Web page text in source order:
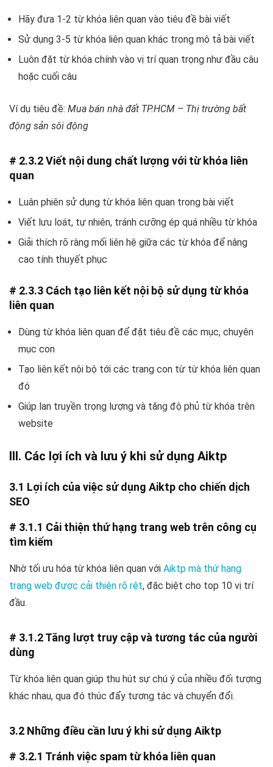
Hãy đưa 1-2 từ khóa liên quan vào tiêu đề bài viết
Sử dụng 3-5 từ khóa liên quan khác trong mô tả bài viết
Luôn đặt từ khóa chính vào vị trí quan trọng như đầu câu
hoặc cuối câu
Ví dụ tiêu đề: Mua bán nhà đất TP.HCM – Thị trường bất
động sản sôi động
# 2.3.2 Viết nội dung chất lượng với từ khóa liên
quan
Luân phiên sử dụng từ khóa liên quan trong bài viết
Viết lưu loát, tự nhiên, tránh cưỡng ép quá nhiều từ khóa
Giải thích rõ ràng mối liên hệ giữa các từ khóa để nâng
cao tính thuyết phục
# 2.3.3 Cách tạo liên kết nội bộ sử dụng từ khóa
liên quan
Dùng từ khóa liên quan để đặt tiêu đề các mục, chuyên
mục con
Tạo liên kết nội bộ tới các trang con từ từ khóa liên quan
đó
Giúp lan truyền trọng lượng và tăng độ phủ từ khóa trên
website
III. Các lợi ích và lưu ý khi sử dụng Aiktp
3.1 Lợi ích của việc sử dụng Aiktp cho chiến dịch
SEO
# 3.1.1 Cải thiện thứ hạng trang web trên công cụ
tìm kiếm
Nhờ tối ưu hóa từ khóa liên quan với Aiktp mà thứ hạng
trang web được cải thiện rõ rệt, đặc biệt cho top 10 vị trí
đầu.
# 3.1.2 Tăng lượt truy cập và tương tác của người
dùng
Từ khóa liên quan giúp thu hút sự chú ý của nhiều đối tượng
khác nhau, qua đó thúc đẩy tương tác và chuyển đổi.
3.2 Những điều cần lưu ý khi sử dụng Aiktp
# 3.2.1 Tránh việc spam từ khóa liên quan